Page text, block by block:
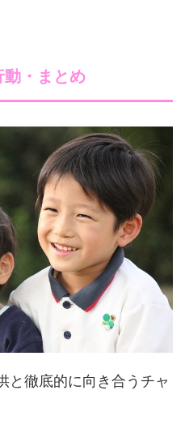
動・まとめ
と徹底的に向き合うチャ